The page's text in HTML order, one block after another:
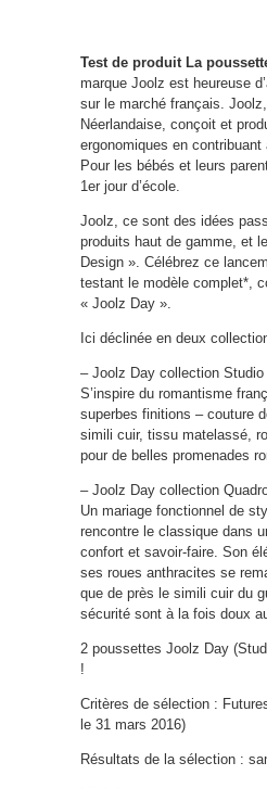
Test de produit La
marque Joolz est heureuse
sur le marché français.
Néerlandaise, conçoit et
ergonomiques en contribuant
Pour les bébés et leurs
1er jour d’école.
Joolz, ce sont des idées
produits haut de gamme, et
Design ». Célébrez ce
testant le modèle complet*,
« Joolz Day ».
Ici déclinée en deux
– Joolz Day collection
S’inspire du romantisme
superbes finitions – couture
simili cuir, tissu matelassé,
pour de belles promenades
– Joolz Day collection
Un mariage fonctionnel de
rencontre le classique dans
confort et savoir-faire. Son
ses roues anthracites se
que de près le simili cuir du
sécurité sont à la fois doux
2 poussettes Joolz Day
!
Critères de sélection :
le 31 mars 2016)
Résultats de la sélection :